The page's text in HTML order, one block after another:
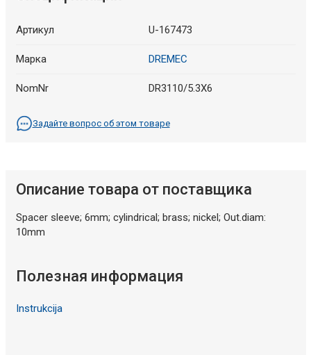
Артикул U-167473
Марка DREMEC
NomNr DR3110/5.3X6
Задайте вопрос об этом товаре
Описание товара от поставщика
Spacer sleeve; 6mm; cylindrical; brass; nickel; Out.diam:
10mm
Полезная информация
Instrukcija